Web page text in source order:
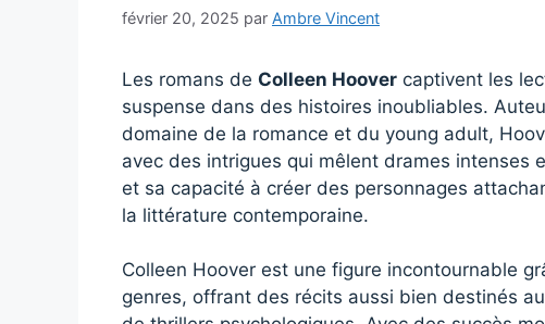
février 20, 2025 par Ambre Vincent
Les romans de Colleen Hoover captivent les
suspense dans des histoires inoubliables.
domaine de la romance et du young adult,
avec des intrigues qui mêlent drames intenses
et sa capacité à créer des personnages
la littérature contemporaine.
Colleen Hoover est une figure incontournable
genres, offrant des récits aussi bien destinés